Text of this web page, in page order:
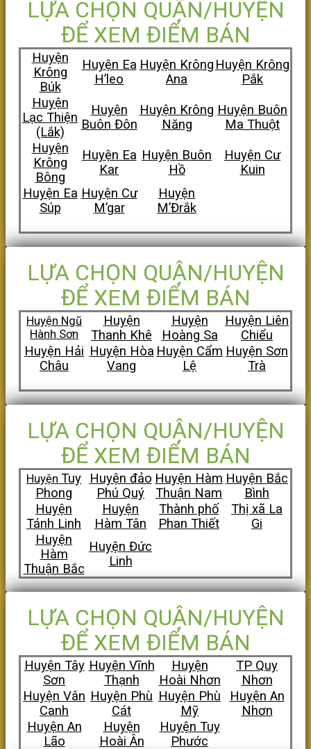
LỰA CHỌN QUẬN/HUYỆN
ĐỂ XEM ĐIỂM BÁN
Huyện
Krông
Búk
Huyện Ea
H’leo
Huyện Krông
Ana
Huyện Krông
Pắk
Huyện
Lạc Thiện
(Lắk)
Huyện
Buôn Đôn
Huyện Krông
Năng
Huyện Buôn
Ma Thuột
Huyện
Krông
Bông
Huyện Ea
Kar
Huyện Buôn
Hồ
Huyện Cư
Kuin
Huyện Ea
Súp
Huyện Cư
M’gar
Huyện
M’Đrắk
LỰA CHỌN QUẬN/HUYỆN
ĐỂ XEM ĐIỂM BÁN
Huyện Ngũ
Hành Sơn
Huyện
Thanh Khê
Huyện
Hoàng Sa
Huyện Liên
Chiểu
Huyện Hải
Châu
Huyện Hòa
Vang
Huyện Cẩm
Lệ
Huyện Sơn
Trà
LỰA CHỌN QUẬN/HUYỆN
ĐỂ XEM ĐIỂM BÁN
Huyện Tuy
Phong
Huyện đảo
Phú Quý
Huyện Hàm
Thuận Nam
Huyện Bắc
Bình
Huyện
Tánh Linh
Huyện
Hàm Tân
Thành phố
Phan Thiết
Thị xã La
Gi
Huyện
Hàm
Thuận Bắc
Huyện Đức
Linh
LỰA CHỌN QUẬN/HUYỆN
ĐỂ XEM ĐIỂM BÁN
Huyện Tây
Sơn
Huyện Vĩnh
Thạnh
Huyện
Hoài Nhơn
TP Quy
Nhơn
Huyện Vân
Canh
Huyện Phù
Cát
Huyện Phù
Mỹ
Huyện An
Nhơn
Huyện An
Lão
Huyện
Hoài Ân
Huyện Tuy
Phước